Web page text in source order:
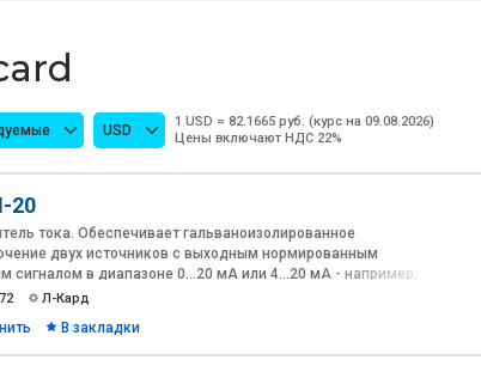
USD
1 USD = 82.1665 руб. (курс на 09.08.2026)
Цены включают НДС 22%
20
тока. Обеспечивает гальваноизолированное
двух источников с выходным нормированным
сигналом в диапазоне 0...20 мА или 4...20 мА - например,
датчиков: давления, температуры, перемещения
наиболее помехоустойчивым техническим решением,
к применению для условий высокого уровня
Л-Кард
В закладки